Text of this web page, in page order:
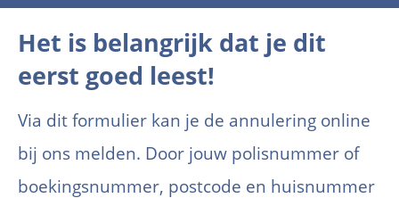
Het is belangrijk dat je dit
eerst goed leest!
Via dit formulier kan je de annulering online
bij ons melden. Door jouw polisnummer of
boekingsnummer, postcode en huisnummer